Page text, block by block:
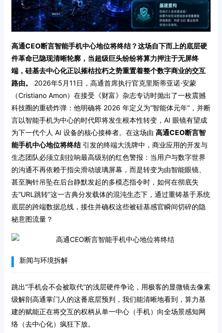
高通CEO断言智能手机中心地位将终结？这场自下而上的底层硬
件革命已隐现清晰轮廓，当超级巨头纷纷将算力押注于无屏终
端，硅基去中心化正以摧枯拉朽之势重置着整个数字商业的交互
路由。
2026年5月11日，高通首席执行官克里斯蒂亚诺·安蒙
（Cristiano Amon）在接受《财富》杂志专访时抛出了一枚震撼
科技圈的重磅炸弹：他明确将 2026 年定义为“智能体元年”，并断
言以智能手机为中心的时代即将发生根本性转变，AI 眼镜有望成
为下一代个人 AI 设备的核心接棒者。在这场由 高通CEO断言智
能手机中心地位将终结引发的终端大洗牌中，商业应用的开发与
生态团队必须立刻拉响最高级别的红色警报：当用户与数字世界
的沟通不再依赖于指尖滑动玻璃屏幕，而是转变为由智能眼镜、
甚至胸针吊坠在后台静默发起的多模态指令时，如何在彻底失
去“URL跳转”这一古典分发载体的混沌生态下，通过重铸基于系统
底层的跨端数据总线，接住并确权这些被硅基感官瞬间切碎的隐
秘意图流量？
新闻与环境拆解
跳出“手机会不会被取代”的浅层硬件争论，用极客的显微镜去像素
级解剖高通掌门人的这番底层预判，我们能清晰地看到，算力基
建的赋能正在将交互的权柄从单一中心（手机）向全场景感知网
络（去中心化）疯狂下放。